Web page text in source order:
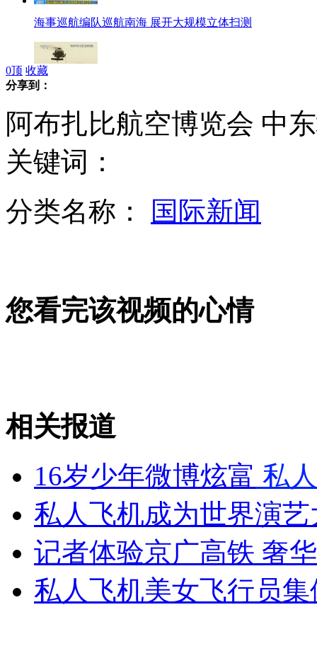
海事巡航编队巡航南海 展开大规模立体扫测
向美女要电话号码竟然如此简单
质量下降价格上涨 F35被称为史上最"坑爹"战机
林心如：不过三八节只过儿童节
山西运城恶犬咬伤多人 警民合力深夜将其击毙
女孩北京地铁殴打老人 痛下狠手拳打脚踢
0顶 收藏
分享到：
阿布扎比航空博览会 中
关键词：
分类名称：
国际新闻
您看完该视频的心情
相关报道
16岁少年微博炫富 私
私人飞机成为世界演
记者体验京广高铁 奢
私人飞机美女飞行员